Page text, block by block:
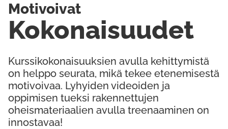
Kurssikokonaisuuksien avulla kehittymistä
on helppo seurata, mikä tekee etenemisestä
motivoivaa. Lyhyiden videoiden ja
oppimisen tueksi rakennettujen
oheismateriaalien avulla treenaaminen on
innostavaa!
Kokonaisuudet
Motivoivat